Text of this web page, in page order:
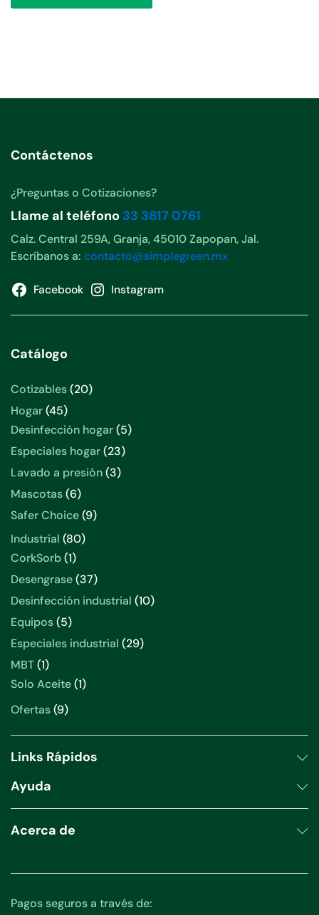
Contáctenos
¿Preguntas o Cotizaciones?
Llame al teléfono 33 3817 0761
Calz. Central 259A, Granja, 45010 Zapopan, Jal.
Escríbanos a: contacto@simplegreen.mx
Facebook Instagram
Catálogo
Cotizables 2020
Hogar 4545
productos
Desinfección hogar 55
Especiales hogar 2323
productos
Lavado a presión 33
Mascotas 66
productos
Safer Choice 99
Industrial 8080
CorkSorb 11
producto
Desengrase 3737
productos
Desinfección industrial 1010
Equipos 55
productos
Especiales industrial 2929
MBT 11
producto
Solo Aceite 11
Ofertas 99
Links Rápidos
Ayuda
Acerca de
Pagos seguros a través de: